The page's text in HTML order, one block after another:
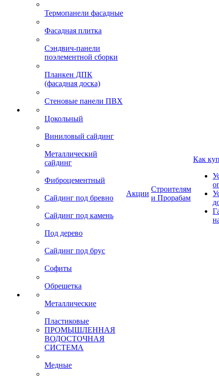
Термопанели фасадные
Фасадная плитка
Сэндвич-панели
поэлементной сборки
Планкен ДПК
(фасадная доска)
Стеновые панели ПВХ
Цокольный
Виниловый сайдинг
Металлический
сайдинг
Фиброцементный
Сайдинг под бревно
Сайдинг под камень
Под дерево
Сайдинг под брус
Софиты
Обрешетка
Металлические
Пластиковые
ПРОМЫШЛЕННАЯ
ВОДОСТОЧНАЯ
СИСТЕМА
Медные
Акции
Строителям
и Прорабам
Как